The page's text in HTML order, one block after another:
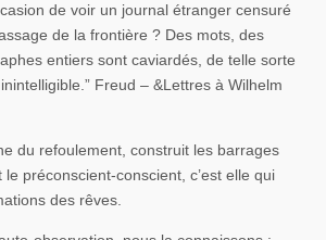
de voir un journal étranger censuré
de la frontière ? Des mots, des
entiers sont caviardés, de telle sorte
Freud – &Lettres à Wilhelm
du refoulement, construit les barrages
le préconscient-conscient, c’est elle qui
des rêves.